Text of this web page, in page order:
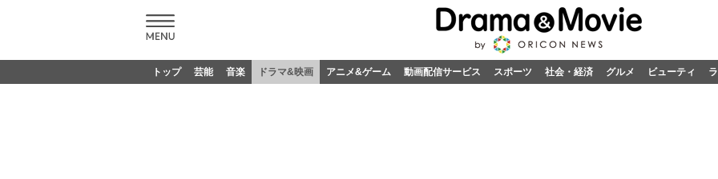
トップ 芸能 音楽 ドラマ&映画 アニメ&ゲーム 動画配信サービス スポーツ 社会・経済 グルメ ビューティ